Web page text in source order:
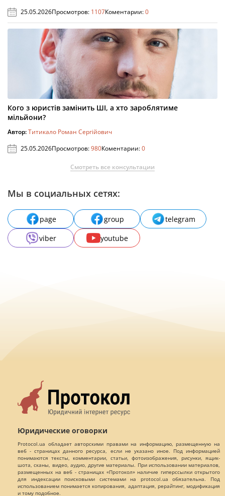
25.05.2026Просмотров: 1107Коментарии:0
Кого з юристів замінить ШІ, а хто зароблятиме
мільйони?
Автор:Титикало Роман Сергійович
25.05.2026Просмотров:980Коментарии:0
Смотреть все консультации
Мы в социальных сетях:
page group
telegram
viber
youtube
Юридические оговорки
Protocol.ua обладает авторскими правами на информацию, размещенную на
веб - страницах данного ресурса, если не указано иное. Под информацией
понимаются тексты, комментарии, статьи, фотоизображения, рисунки, ящик-
шота, сканы, видео, аудио, другие материалы. При использовании материалов,
размещенных на веб - страницах «Протокол» наличие гиперссылки открытого
для индексации поисковыми системами на protocol.ua обязательна. Под
использованием понимается копирования, адаптация, рерайтинг, модификация
и тому подобное.